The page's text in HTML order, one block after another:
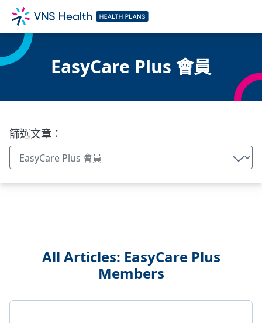
EasyCare Plus 會員
篩選文章：
All Articles: EasyCare Plus
Members